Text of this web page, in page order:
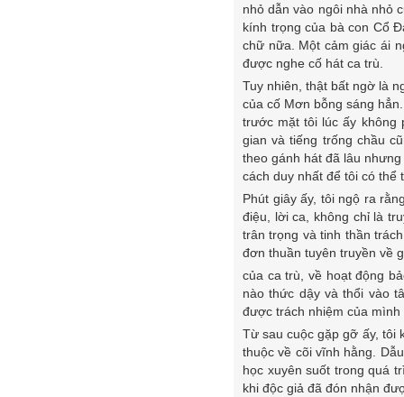
nhỏ dẫn vào ngôi nhà nhỏ
kính trọng của bà con Cổ
chữ nữa. Một cảm giác ái
được nghe cố hát ca trù.
Tuy nhiên, thật bất ngờ là
của cố Mơn bỗng sáng
trước mặt tôi lúc ấy không
gian và tiếng trống chầu
theo gánh hát đã lâu
cách duy nhất để tôi có
Phút giây ấy, tôi ngộ ra
điệu, lời ca, không chỉ là
trân trọng và tinh thần
đơn thuần tuyên truyền về
của ca trù, về hoạt động
nào thức dậy và thổi vào
được trách nhiệm của
Từ sau cuộc gặp gỡ ấy, tôi
thuộc về cõi vĩnh hằng.
học xuyên suốt trong quá
khi độc giả đã đón nhận